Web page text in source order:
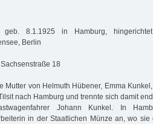
geb. 8.1.1925 in Hamburg,
Berlin
18
Mutter von Helmuth Hübener, Emma
nach Hamburg und trennte sich damit
Johann Kunkel. In
in der Staatlichen Münze an, wo sie